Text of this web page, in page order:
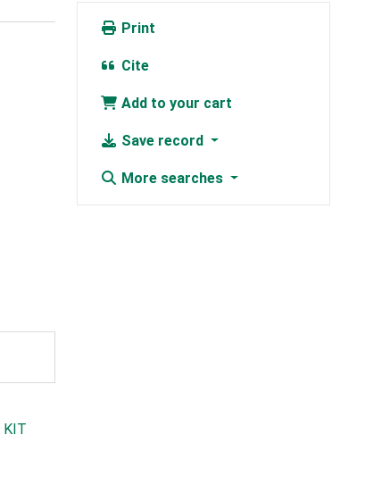
Print
Cite
Add to your cart
Save record
More searches
KIT